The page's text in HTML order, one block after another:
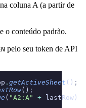
coluna A (a partir de
o conteúdo padrão.
pelo seu token de API
. getActiveSheet () ;
() ;
( "A2:A" + lastRow)